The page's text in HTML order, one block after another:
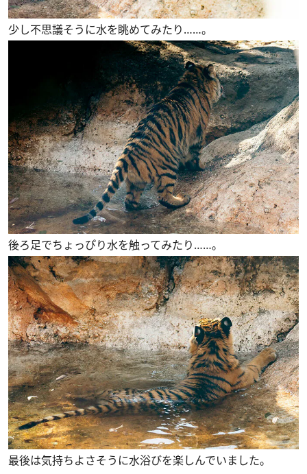
少し不思議そうに水を眺めてみたり……。
後ろ足でちょっぴり水を触ってみたり……。
最後は気持ちよさそうに水浴びを楽しんでいました。